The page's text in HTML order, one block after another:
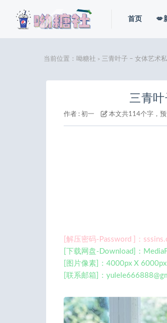
首页 💋
当前位置： 呦糖社 > 三青叶子 – 女体艺术
三青
作者 : 初一 本文共114个字，
[解压密码-Password ]：
[下载网盘-Download]：
[图片像素]：4000px X 6000px
[联系邮箱]：